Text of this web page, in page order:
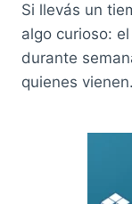
Si llevás un
algo curioso:
durante
quienes